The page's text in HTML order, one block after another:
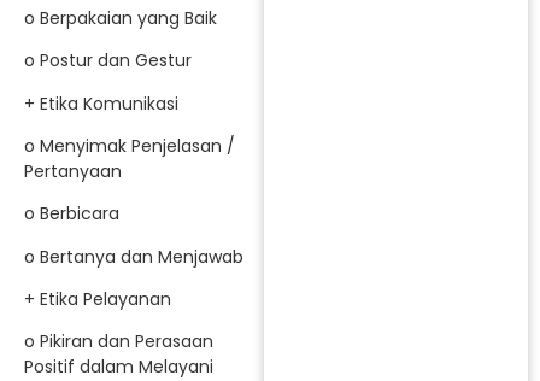
o Berpakaian yang Baik
o Postur dan Gestur
+ Etika Komunikasi
o Menyimak Penjelasan /
Pertanyaan
o Berbicara
o Bertanya dan Menjawab
+ Etika Pelayanan
o Pikiran dan Perasaan
Positif dalam Melayani